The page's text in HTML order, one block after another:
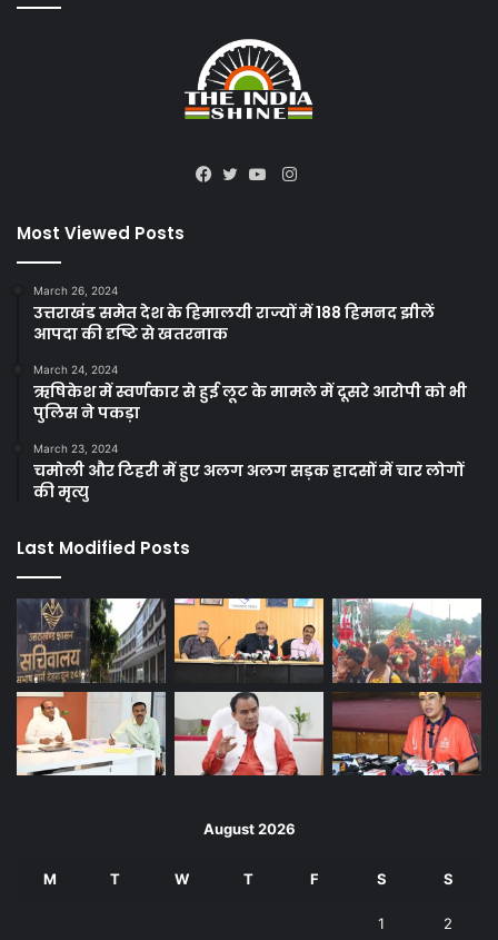
Instagram
Most Viewed Posts
March 26, 2024
उत्तराखंड समेत देश के हिमालयी राज्यों में 188 हिमनद झीलें
आपदा की दृष्टि से खतरनाक
March 24, 2024
ऋषिकेश में स्वर्णकार से हुई लूट के मामले में दूसरे आरोपी को भी
पुलिस ने पकड़ा
March 23, 2024
चमोली और टिहरी में हुए अलग अलग सड़क हादसों में चार लोगों
की मृत्यु
Last Modified Posts
August 2026
M T W T F S S
1 2